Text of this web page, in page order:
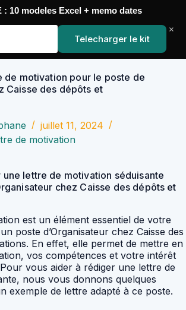
de motivation pour le poste de
Caisse des dépôts et
juillet 11, 2024
de motivation
lettre de motivation séduisante
chez Caisse des dépôts et
est un élément essentiel de votre
poste d’Organisateur chez Caisse des
En effet, elle permet de mettre en
vos compétences et votre intérêt
vous aider à rédiger une lettre de
nous vous donnons quelques
exemple de lettre adapté à ce poste.
: 10 modeles Excel + memo dates
Telecharger le kit
×